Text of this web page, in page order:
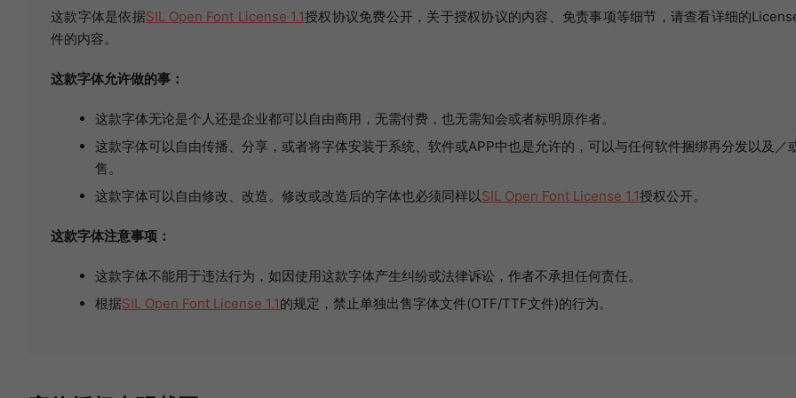
这款字体是依据SIL Open Font License 1.1授权协议免费公开，关于授权协议的内容、免责事项等细节，请查看详细的
件的内容。
这款字体允许做的事：
这款字体无论是个人还是企业都可以自由商用，无需付费，也无需知会或者标明原作者。
这款字体可以自由传播、分享，或者将字体安装于系统、软件或APP中也是允许的，可以与任何软件捆绑再分发以及／
售。
这款字体可以自由修改、改造。修改或改造后的字体也必须同样以SIL Open Font License 1.1授权公开。
这款字体注意事项：
这款字体不能用于违法行为，如因使用这款字体产生纠纷或法律诉讼，作者不承担任何责任。
根据SIL Open Font License 1.1的规定，禁止单独出售字体文件(OTF/TTF文件)的行为。